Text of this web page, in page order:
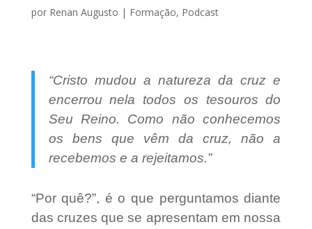
por Renan Augusto | Formação, Podcast
“Cristo mudou a natureza da cruz e
encerrou nela todos os tesouros do
Seu Reino. Como não conhecemos
os bens que vêm da cruz, não a
recebemos e a rejeitamos.”
“Por quê?”, é o que perguntamos diante
das cruzes que se apresentam em nossa